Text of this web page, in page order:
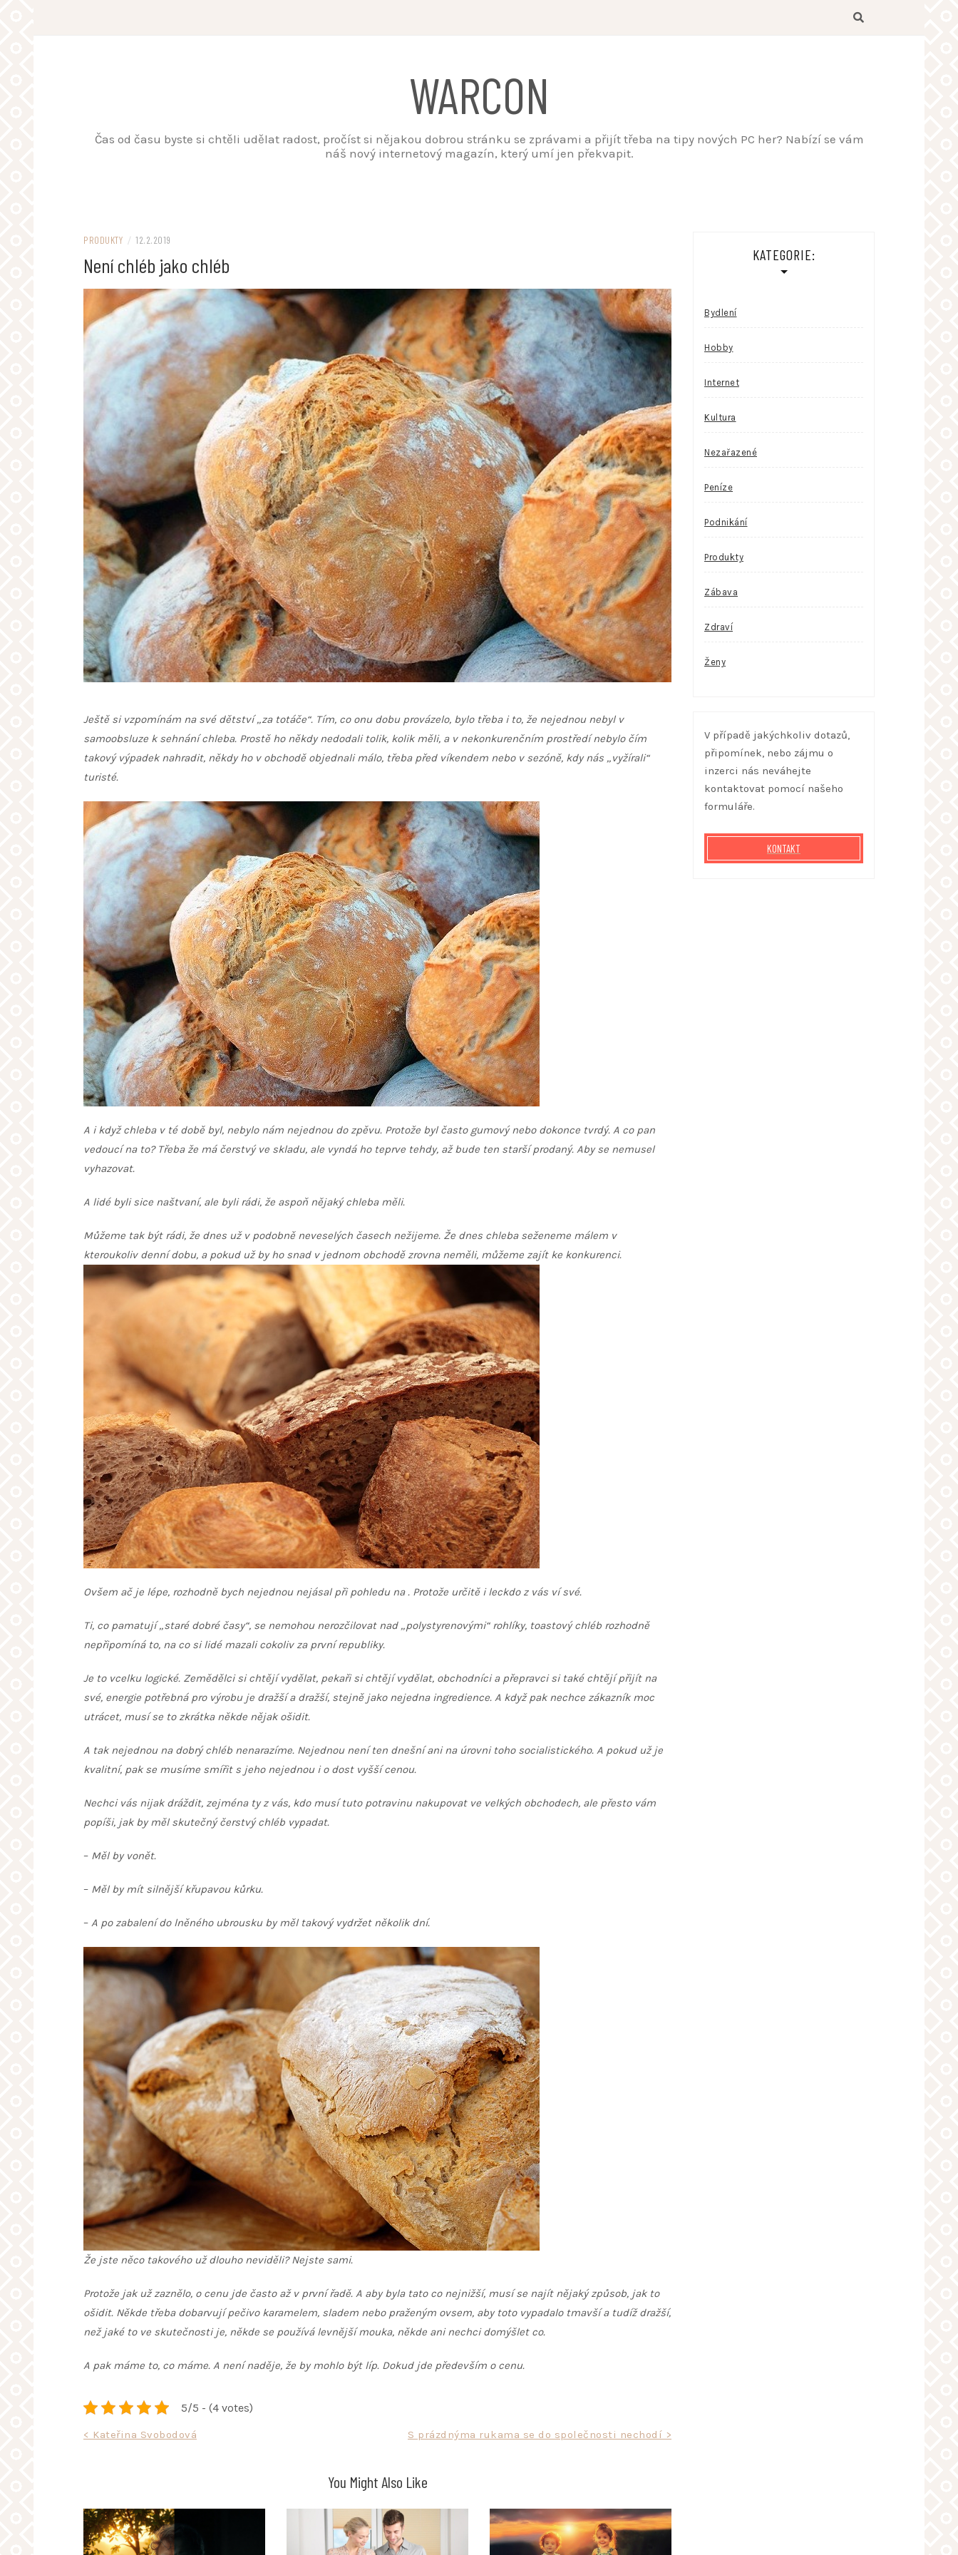
WARCON
Čas od času byste si chtěli udělat radost, pročíst si nějakou dobrou stránku se zprávami a přijít třeba na tipy nových PC her? Nabízí se vám
náš nový internetový magazín, který umí jen překvapit.
PRODUKTY / 12.2.2019
Není chléb jako chléb
Ještě si vzpomínám na své dětství „za totáče“. Tím, co onu dobu provázelo, bylo třeba i to, že nejednou nebyl v
samoobsluze k sehnání chleba. Prostě ho někdy nedodali tolik, kolik měli, a v nekonkurenčním prostředí nebylo čím
takový výpadek nahradit, někdy ho v obchodě objednali málo, třeba před víkendem nebo v sezóně, kdy nás „vyžírali“
turisté.
A i když chleba v té době byl, nebylo nám nejednou do zpěvu. Protože byl často gumový nebo dokonce tvrdý. A co pan
vedoucí na to? Třeba že má čerstvý ve skladu, ale vyndá ho teprve tehdy, až bude ten starší prodaný. Aby se nemusel
vyhazovat.
A lidé byli sice naštvaní, ale byli rádi, že aspoň nějaký chleba měli.
Můžeme tak být rádi, že dnes už v podobně neveselých časech nežijeme. Že dnes chleba seženeme málem v
kteroukoliv denní dobu, a pokud už by ho snad v jednom obchodě zrovna neměli, můžeme zajít ke konkurenci.
Ovšem ač je lépe, rozhodně bych nejednou nejásal při pohledu na. Protože určitě i leckdo z vás ví své.
Ti, co pamatují „staré dobré časy“, se nemohou nerozčilovat nad „polystyrenovými“ rohlíky, toastový chléb rozhodně
nepřipomíná to, na co si lidé mazali cokoliv za první republiky.
Je to vcelku logické. Zemědělci si chtějí vydělat, pekaři si chtějí vydělat, obchodníci a přepravci si také chtějí přijít na
své, energie potřebná pro výrobu je dražší a dražší, stejně jako nejedna ingredience. A když pak nechce zákazník moc
utrácet, musí se to zkrátka někde nějak ošidit.
A tak nejednou na dobrý chléb nenarazíme. Nejednou není ten dnešní ani na úrovni toho socialistického. A pokud už je
kvalitní, pak se musíme smířit s jeho nejednou i o dost vyšší cenou.
Nechci vás nijak dráždit, zejména ty z vás, kdo musí tuto potravinu nakupovat ve velkých obchodech, ale přesto vám
popíši, jak by měl skutečný čerstvý chléb vypadat.
– Měl by vonět.
– Měl by mít silnější křupavou kůrku.
– A po zabalení do lněného ubrousku by měl takový vydržet několik dní.
Že jste něco takového už dlouho neviděli? Nejste sami.
Protože jak už zaznělo, o cenu jde často až v první řadě. A aby byla tato co nejnižší, musí se najít nějaký způsob, jak to
ošidit. Někde třeba dobarvují pečivo karamelem, sladem nebo praženým ovsem, aby toto vypadalo tmavší a tudíž dražší,
než jaké to ve skutečnosti je, někde se používá levnější mouka, někde ani nechci domýšlet co.
A pak máme to, co máme. A není naděje, že by mohlo být líp. Dokud jde především o cenu.
5/5 - (4 votes)
Navigace
< Kateřina Svobodová S prázdnýma rukama se do společnosti nechodí >
You Might Also Like
KATEGORIE:
Bydlení
Hobby
Internet
Kultura
Nezařazené
Peníze
Podnikání
Produkty
Zábava
Zdraví
Ženy
V případě jakýchkoliv dotazů,
připomínek, nebo zájmu o
inzerci nás neváhejte
kontaktovat pomocí našeho
formuláře.
KONTAKT